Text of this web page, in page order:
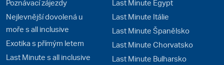
Poznávací zájezdy
Nejlevnější dovolená u
moře s all inclusive
Exotika s přímým letem
Last Minute s all inclusive
Last Minute Egypt
Last Minute Itálie
Last Minute Španělsko
Last Minute Chorvatsko
Last Minute Bulharsko